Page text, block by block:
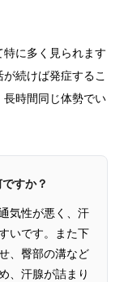
に多く見られます
続けば発症するこ
長時間同じ体勢でい
すか？
気性が悪く、汗
いです。また下
、臀部の溝など
、汗腺が詰まり